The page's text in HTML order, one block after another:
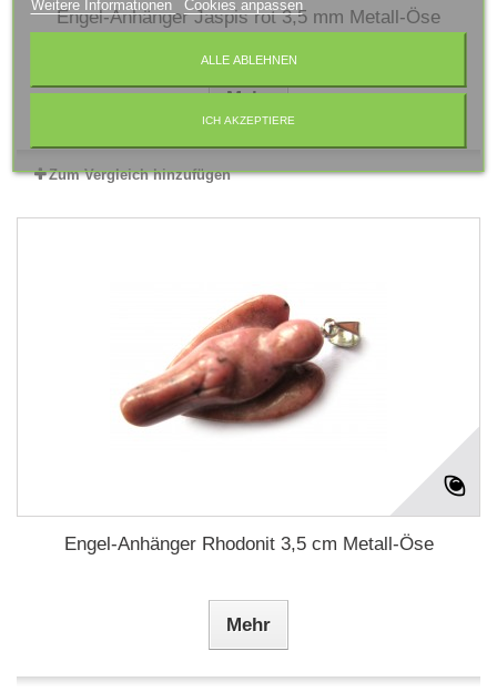
Engel-Anhänger Jaspis rot 3,5 mm Metall-Öse
Mehr
Zum Vergleich hinzufügen
Engel-Anhänger Rhodonit 3,5 cm Metall-Öse
Mehr
Weitere Informationen Cookies anpassen
ALLE ABLEHNEN
ICH AKZEPTIERE